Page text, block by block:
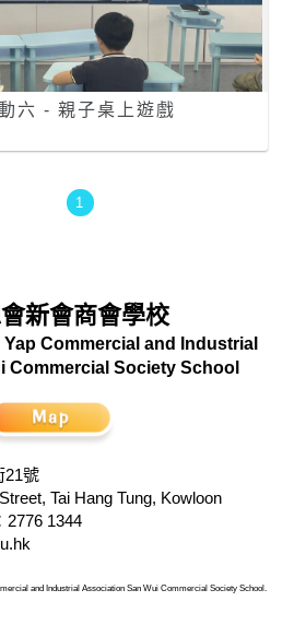
六 - 親子桌上遊戲
1
新會商會學校
Commercial and Industrial
Commercial Society School
21號
Tai Hang Tung, Kowloon
2776 1344
and Industrial Association San Wui Commercial Society School.